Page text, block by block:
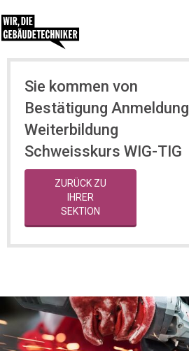
Sie kommen von
Bestätigung Anmeldung
Weiterbildung
Schweisskurs WIG-TIG
ZURÜCK ZU
IHRER
SEKTION